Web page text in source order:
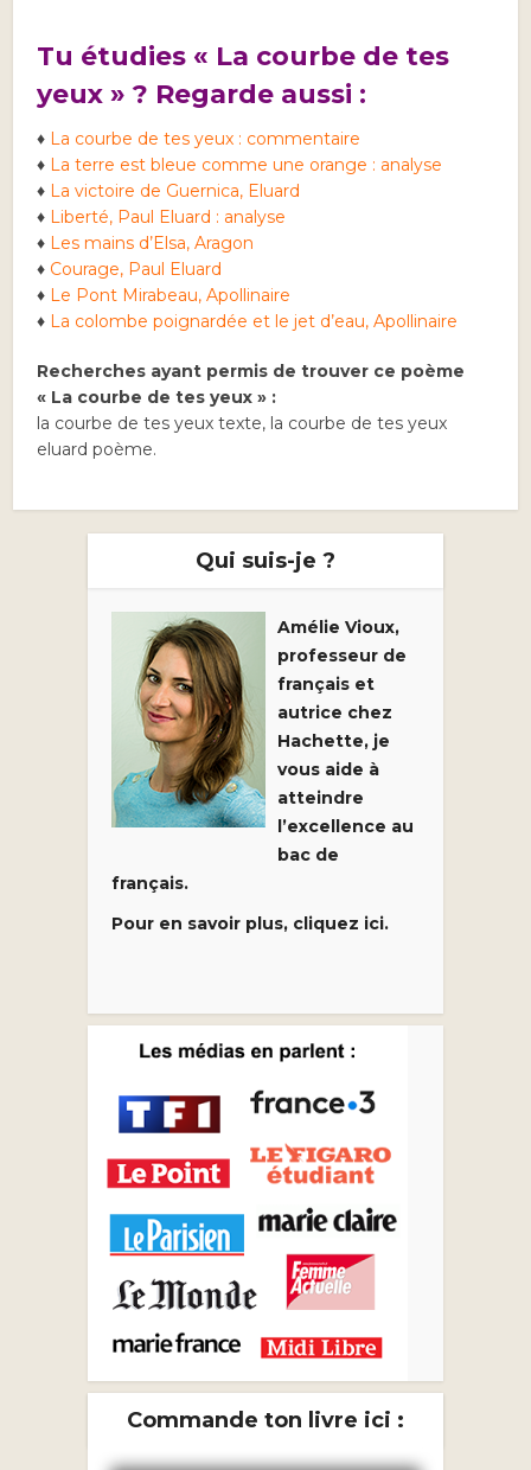
Tu étudies « La courbe de tes
yeux » ? Regarde aussi :
♦ La courbe de tes yeux : commentaire
♦ La terre est bleue comme une orange : analyse
♦ La victoire de Guernica, Eluard
♦ Liberté, Paul Eluard : analyse
♦ Les mains d’Elsa, Aragon
♦ Courage, Paul Eluard
♦ Le Pont Mirabeau, Apollinaire
♦ La colombe poignardée et le jet d’eau, Apollinaire
Recherches ayant permis de trouver ce poème
« La courbe de tes yeux » :
la courbe de tes yeux texte, la courbe de tes yeux
eluard poème.
Qui suis-je ?
Amélie Vioux,
professeur de
français et
autrice chez
Hachette, je
vous aide à
atteindre
l’excellence au
bac de
français.
Pour en savoir plus, cliquez ici.
Commande ton livre ici :